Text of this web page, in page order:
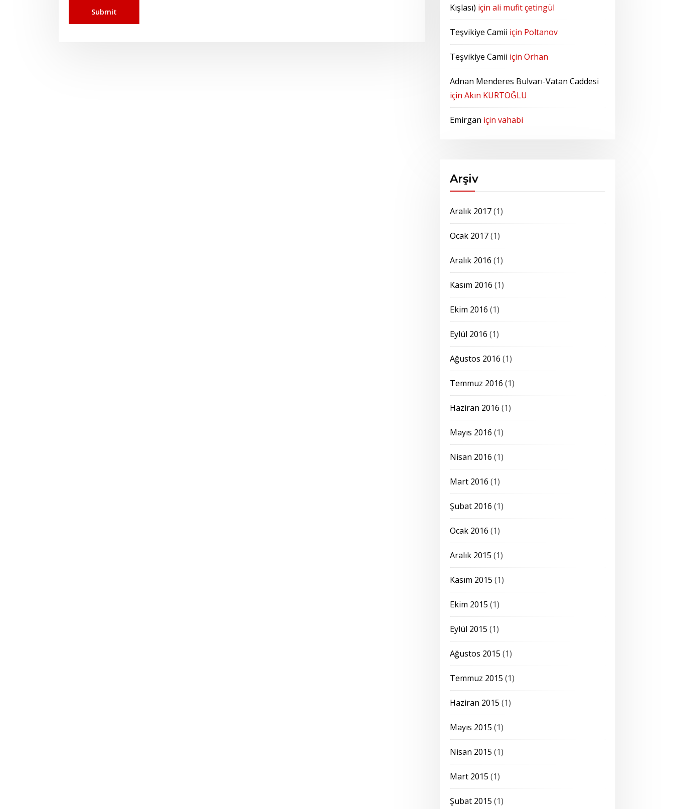
Kışlası) için ali mufit çetingül
Teşvikiye Camii için Poltanov
Teşvikiye Camii için Orhan
Adnan Menderes Bulvarı-Vatan Caddesi
için Akın KURTOĞLU
Emirgan için vahabi
Arşiv
Aralık 2017(1)
Ocak 2017(1)
Aralık 2016 (1)
Kasım 2016 (1)
Ekim 2016 (1)
Eylül 2016 (1)
Ağustos 2016 (1)
Temmuz 2016 (1)
Haziran 2016 (1)
Mayıs 2016 (1)
Nisan 2016 (1)
Mart 2016 (1)
Şubat 2016 (1)
Ocak 2016 (1)
Aralık 2015 (1)
Kasım 2015 (1)
Ekim 2015 (1)
Eylül 2015 (1)
Ağustos 2015 (1)
Temmuz 2015 (1)
Haziran 2015 (1)
Mayıs 2015 (1)
Nisan 2015 (1)
Mart 2015 (1)
Şubat 2015 (1)